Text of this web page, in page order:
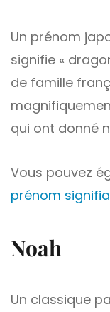
Un prénom
signifie «
de famille
qui ont donné
Vous pouvez
prénom
Noah
Un classique